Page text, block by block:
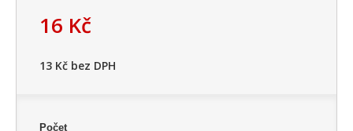
16 Kč
13 Kč bez DPH
Počet